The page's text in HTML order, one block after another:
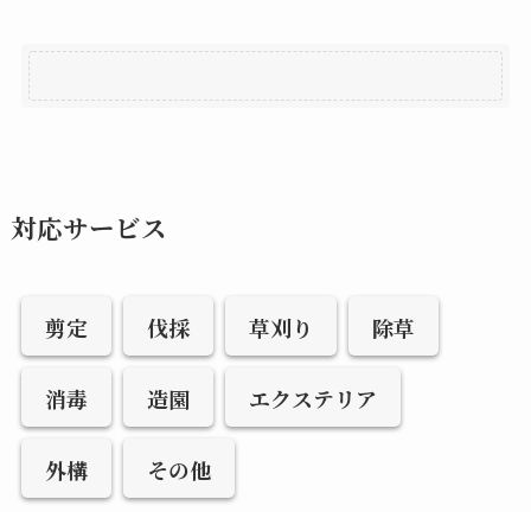
対応サービス
剪定 伐採 草刈り 除草
消毒 造園 エクステリア
外構 その他